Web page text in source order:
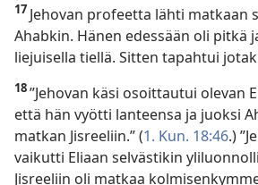
17 Jehovan profeetta lähti matkaan
Ahabkin. Hänen edessään oli pitkä
liejuisella tiellä. Sitten tapahtui
18”Jehovan käsi osoittautui olevan
että hän vyötti lanteensa ja juoksi
matkan Jisreeliin.” (1. Kun. 18:46.)
vaikutti Eliaan selvästikin
Jisreeliin oli matkaa